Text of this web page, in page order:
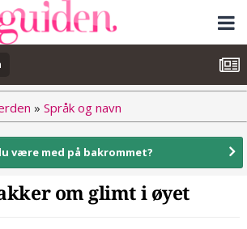
» Språk og navn
være med på bakrommet?
om glimt i øyet